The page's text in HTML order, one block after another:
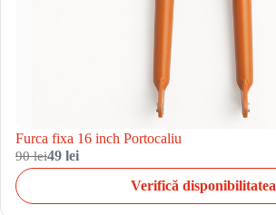
Furca fixa 16 inch Portocaliu
90 lei49 lei
Verifică disponibilitatea